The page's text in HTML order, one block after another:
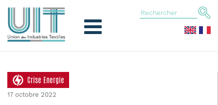
Crise Energie
17 octobre 2022